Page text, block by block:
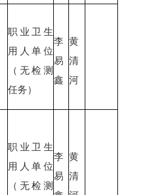
职业卫生
用人单位
（无检测
任务）
李
易
鑫
黄
清
河
职业卫生
用人单位
（无检测
李
易
黄
清